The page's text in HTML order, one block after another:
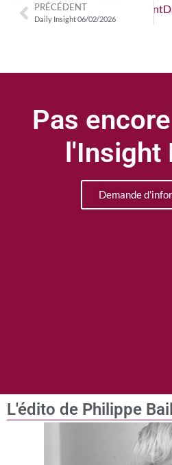
PRÉCÉDENT
Daily Insight 06/02/2026
Suivant
Pas
l'Insight
Demande
L'édito de Philippe